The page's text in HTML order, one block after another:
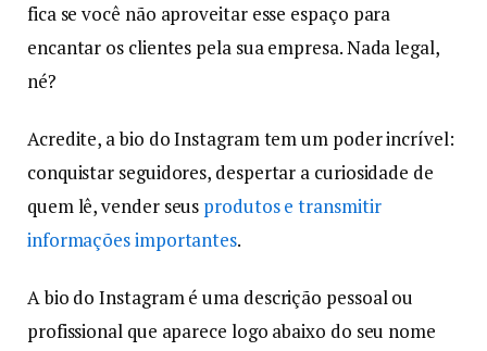
fica se você não aproveitar esse espaço para
encantar os clientes pela sua empresa. Nada legal,
né?
Acredite, a bio do Instagram tem um poder incrível:
conquistar seguidores, despertar a curiosidade de
quem lê, vender seus produtos e transmitir
informações importantes.
A bio do Instagram é uma descrição pessoal ou
profissional que aparece logo abaixo do seu nome